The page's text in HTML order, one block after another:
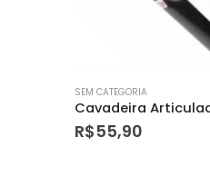
SEM CATEGORIA
R$256,15